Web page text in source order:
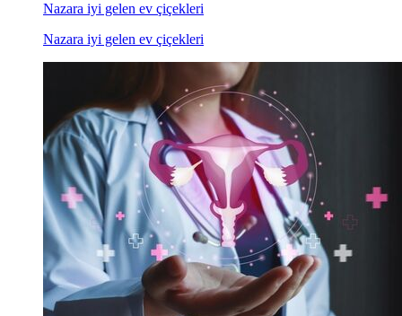
Nazara iyi gelen ev çiçekleri
Nazara iyi gelen ev çiçekleri